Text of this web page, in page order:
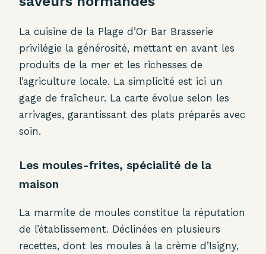
La cuisine de la Plage d’Or Bar Brasserie
privilégie la générosité, mettant en avant les
produits de la mer et les richesses de
l’agriculture locale. La simplicité est ici un
gage de fraîcheur. La carte évolue selon les
arrivages, garantissant des plats préparés avec
soin.
Les moules-frites, spécialité de la
maison
La marmite de moules constitue la réputation
de l’établissement. Déclinées en plusieurs
recettes, dont les moules à la crème d’Isigny,